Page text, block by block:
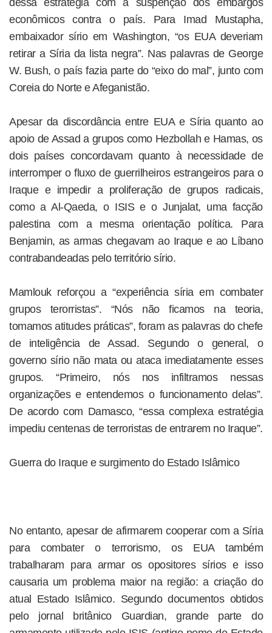
econômicos contra o país. Para Imad Mustapha,
embaixador sírio em Washington, “os EUA deveriam
retirar a Síria da lista negra”. Nas palavras de George
W. Bush, o país fazia parte do “eixo do mal”, junto com
Coreia do Norte e Afeganistão.
Apesar da discordância entre EUA e Síria quanto ao
apoio de Assad a grupos como Hezbollah e Hamas, os
dois países concordavam quanto à necessidade de
interromper o fluxo de guerrilheiros estrangeiros para o
Iraque e impedir a proliferação de grupos radicais,
como a Al-Qaeda, o ISIS e o Junjalat, uma facção
palestina com a mesma orientação política. Para
Benjamin, as armas chegavam ao Iraque e ao Líbano
contrabandeadas pelo território sírio.
Mamlouk reforçou a “experiência síria em combater
grupos terorristas”. “Nós não ficamos na teoria,
tomamos atitudes práticas”, foram as palavras do chefe
de inteligência de Assad. Segundo o general, o
governo sírio não mata ou ataca imediatamente esses
grupos. “Primeiro, nós nos infiltramos nessas
organizações e entendemos o funcionamento delas”.
De acordo com Damasco, “essa complexa estratégia
impediu centenas de terroristas de entrarem no Iraque”.
Guerra do Iraque e surgimento do Estado Islâmico
No entanto, apesar de afirmarem cooperar com a Síria
para combater o terrorismo, os EUA também
trabalharam para armar os opositores sírios e isso
causaria um problema maior na região: a criação do
atual Estado Islâmico. Segundo documentos obtidos
pelo jornal britânico Guardian, grande parte do